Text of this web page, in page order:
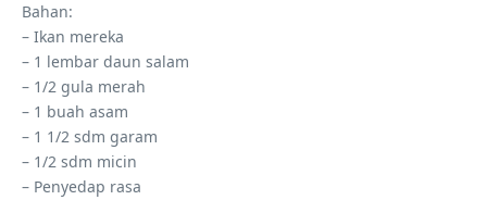
Bahan:
– Ikan mereka
– 1 lembar daun salam
– 1/2 gula merah
– 1 buah asam
– 1 1/2 sdm garam
– 1/2 sdm micin
– Penyedap rasa